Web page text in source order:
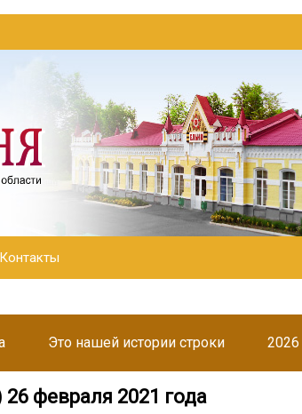
Контакты
Это нашей истории строки 2026
26 февраля 2021 года